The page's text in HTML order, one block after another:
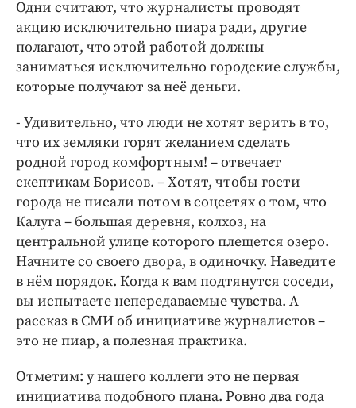
Одни считают, что журналисты проводят
акцию исключительно пиара ради, другие
полагают, что этой работой должны
заниматься исключительно городские службы,
которые получают за неё деньги.
- Удивительно, что люди не хотят верить в то,
что их земляки горят желанием сделать
родной город комфортным! – отвечает
скептикам Борисов. – Хотят, чтобы гости
города не писали потом в соцсетях о том, что
Калуга – большая деревня, колхоз, на
центральной улице которого плещется озеро.
Начните со своего двора, в одиночку. Наведите
в нём порядок. Когда к вам подтянутся соседи,
вы испытаете непередаваемые чувства. А
рассказ в СМИ об инициативе журналистов –
это не пиар, а полезная практика.
Отметим: у нашего коллеги это не первая
инициатива подобного плана. Ровно два года